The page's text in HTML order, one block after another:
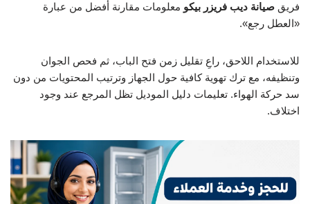
فريق صيانة ديب فريزر بيكو معلومات مقارنة أفضل من عبارة
«العطل رجع».
للاستخدام اللاحق، راعِ تقليل زمن فتح الباب، ثم فحص الجوان
وتنظيفه، مع ترك تهوية كافية حول الجهاز وترتيب المحتويات من دون
سد حركة الهواء. تعليمات دليل الموديل تظل المرجع عند وجود
اختلاف.